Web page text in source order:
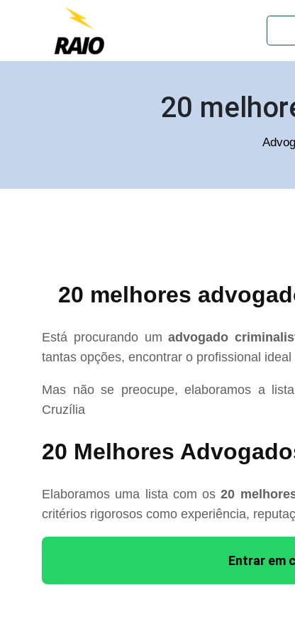
20
20 melhores
Está procurando umadvogado
tantas opções, encontrar o profissional
Mas não se preocupe, elaboramos a
Cruzília
20 Melhores
Elaboramos uma lista com os20
critérios rigorosos como experiência,
Entrar em